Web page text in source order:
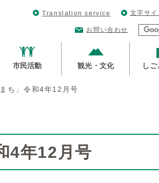
Translation service 文字サイ
お問い合わせ
市民活動 観光・文化 し
ち」令和4年12月号
4年12月号